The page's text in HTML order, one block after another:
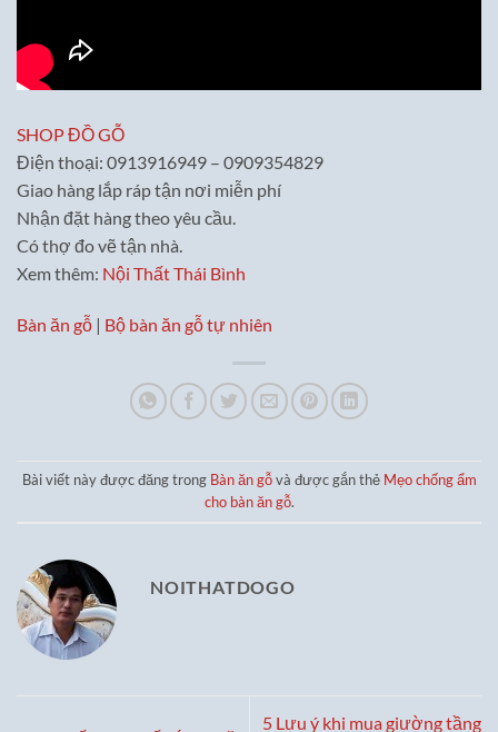
SHOP ĐỒ GỖ
Điện thoại: 0913916949 – 0909354829
Giao hàng lắp ráp tận nơi miễn phí
Nhận đặt hàng theo yêu cầu.
Có thợ đo vẽ tận nhà.
Xem thêm: Nội Thất Thái Bình
Bàn ăn gỗ | Bộ bàn ăn gỗ tự nhiên
Bài viết này được đăng trong Bàn ăn gỗvà được gắn thẻ Mẹo chống ẩm
cho bàn ăn gỗ.
NOITHATDOGO
5 Lưu ý khi mua giường tầng